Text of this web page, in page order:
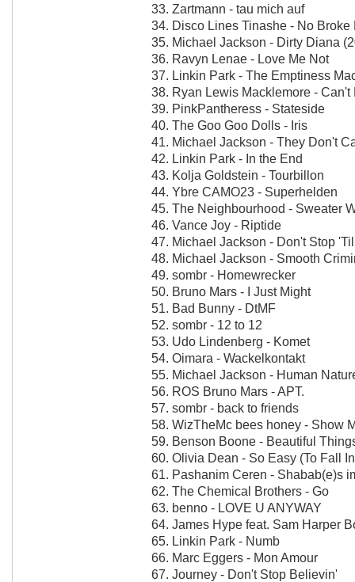
33. Zartmann - tau mich auf
34. Disco Lines Tinashe - No Broke
35. Michael Jackson - Dirty Diana
36. Ravyn Lenae - Love Me Not
37. Linkin Park - The Emptiness
38. Ryan Lewis Macklemore -
39. PinkPantheress - Stateside
40. The Goo Goo Dolls - Iris
41. Michael Jackson - They Don't
42. Linkin Park - In the End
43. Kolja Goldstein - Tourbillon
44. Ybre CAMO23 - Superhelden
45. The Neighbourhood - Sweater
46. Vance Joy - Riptide
47. Michael Jackson - Don't Stop
48. Michael Jackson - Smooth
49. sombr - Homewrecker
50. Bruno Mars - I Just Might
51. Bad Bunny - DtMF
52. sombr - 12 to 12
53. Udo Lindenberg - Komet
54. Oimara - Wackelkontakt
55. Michael Jackson - Human
56. ROS Bruno Mars - APT.
57. sombr - back to friends
58. WizTheMc bees honey - Show
59. Benson Boone - Beautiful
60. Olivia Dean - So Easy (To Fall
61. Pashanim Ceren - Shabab(e)s
62. The Chemical Brothers - Go
63. benno - LOVE U ANYWAY
64. James Hype feat. Sam Harper
65. Linkin Park - Numb
66. Marc Eggers - Mon Amour
67. Journey - Don't Stop Believin'